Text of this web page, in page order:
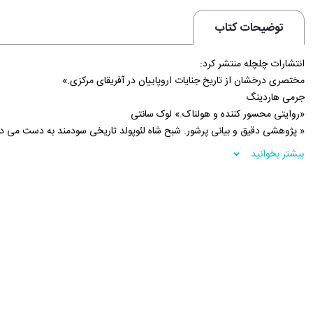
توضیحات کتاب
انتشارات چلچله منتشر کرد:
مختصری درخشان از تاریخ جنایات اروپاییان در آفریقای مرکزی.»
جرمی هاردینگ
«روایتی محسور کننده و هولناک.» لوک سانتی
« پژوهشی دقیق و بیانی پرشور. شبح شاه لئوپولد تاریخی سودمند به دست
« اثری چشمگیر و سرگرم کننده از تاریخ عمومی: پژوهشی گسترده و نوشتاری
اسکات مک لمی
بیشتر بخوانید